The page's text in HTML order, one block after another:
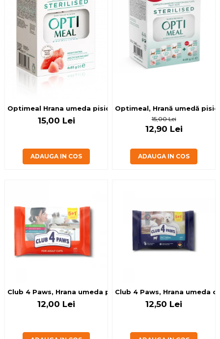
Optimeal Hrana umeda pisici
15,00 Lei
ADAUGA IN COS
Optimeal, Hrană umedă
15,00 Lei
12,90 Lei
ADAUGA IN COS
Club 4 Paws, Hrana umeda pisici 5+1, set 6x80 g
12,00 Lei
Club 4 Paws, Hrana umeda
12,50 Lei